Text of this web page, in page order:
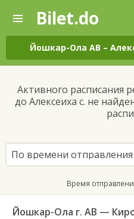
—
Поиск
и
покупка
билетов
автобус
онлайн
Bilet.do
Йошкар-Ола АВ –
Активного расписания
до Алексеиха с. не
По времени отправления
Время
Йошкар-Ола г. АВ —